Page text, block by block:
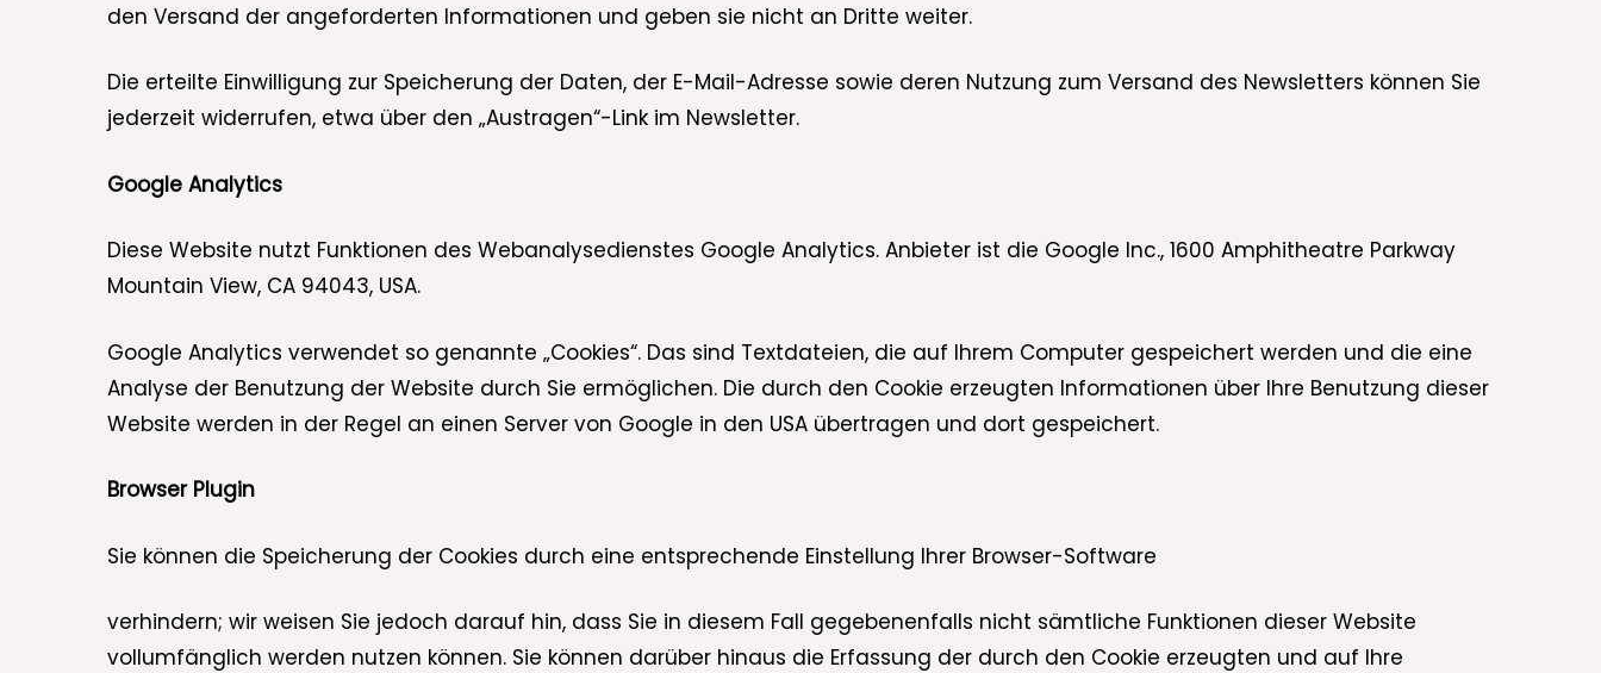
den Versand der angeforderten Informationen und geben sie nicht an Dritte weiter.
Die erteilte Einwilligung zur Speicherung der Daten, der E-Mail-Adresse sowie deren Nutzung zum Versand des Newsletters können Sie
jederzeit widerrufen, etwa über den „Austragen“-Link im Newsletter.
Google Analytics
Diese Website nutzt Funktionen des Webanalysedienstes Google Analytics. Anbieter ist die Google Inc., 1600 Amphitheatre Parkway
Mountain View, CA 94043, USA.
Google Analytics verwendet so genannte „Cookies“. Das sind Textdateien, die auf Ihrem Computer gespeichert werden und die eine
Analyse der Benutzung der Website durch Sie ermöglichen. Die durch den Cookie erzeugten Informationen über Ihre Benutzung dieser
Website werden in der Regel an einen Server von Google in den USA übertragen und dort gespeichert.
Browser Plugin
Sie können die Speicherung der Cookies durch eine entsprechende Einstellung Ihrer Browser-Software
verhindern; wir weisen Sie jedoch darauf hin, dass Sie in diesem Fall gegebenenfalls nicht sämtliche Funktionen dieser Website
vollumfänglich werden nutzen können. Sie können darüber hinaus die Erfassung der durch den Cookie erzeugten und auf Ihre